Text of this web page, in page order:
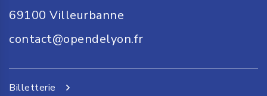
69100 Villeurbanne
contact@opendelyon.fr
Billetterie